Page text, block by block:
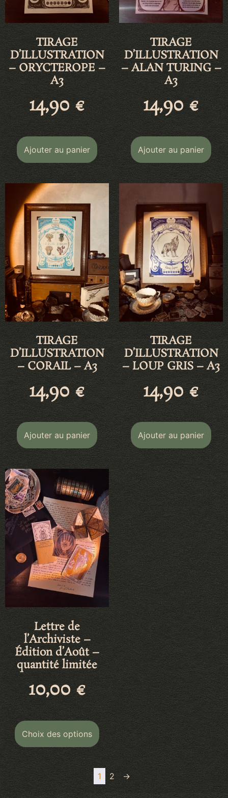
TIRAGE
D’ILLUSTRATION
– ORYCTEROPE –
A3
14,90€
Ajouter au panier
TIRAGE
D’ILLUSTRATION
– ALAN TURING –
A3
14,90€
Ajouter au panier
TIRAGE
D’ILLUSTRATION
– CORAIL – A3
14,90€
Ajouter au panier
TIRAGE
D’ILLUSTRATION
– LOUP GRIS – A3
14,90€
Ajouter au panier
Lettre de
l’Archiviste –
Édition d’Août –
quantité limitée
10,00€
Choix des options
1 2 →